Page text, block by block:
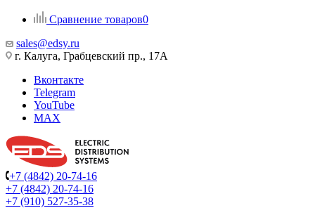
Сравнение товаров0
sales@edsy.ru
г. Калуга, Грабцевский пр., 17А
Вконтакте
Telegram
YouTube
MAX
+7 (4842) 20-74-16
+7 (4842) 20-74-16
+7 (910) 527-35-38